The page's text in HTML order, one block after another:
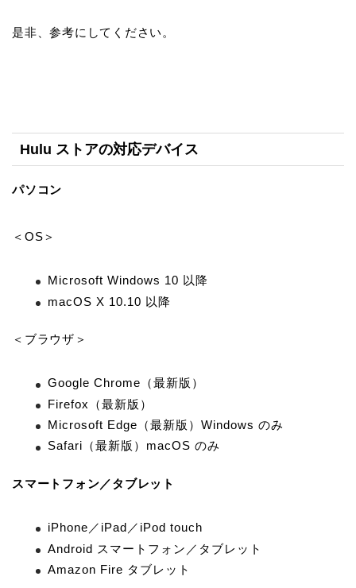
是非、参考にしてください。
Hulu ストアの対応デバイス
パソコン
＜OS＞
Microsoft Windows 10 以降
macOS X 10.10 以降
＜ブラウザ＞
Google Chrome（最新版）
Firefox（最新版）
Microsoft Edge（最新版）Windows のみ
Safari（最新版）macOS のみ
スマートフォン／タブレット
iPhone／iPad／iPod touch
Android スマートフォン／タブレット
Amazon Fire タブレット